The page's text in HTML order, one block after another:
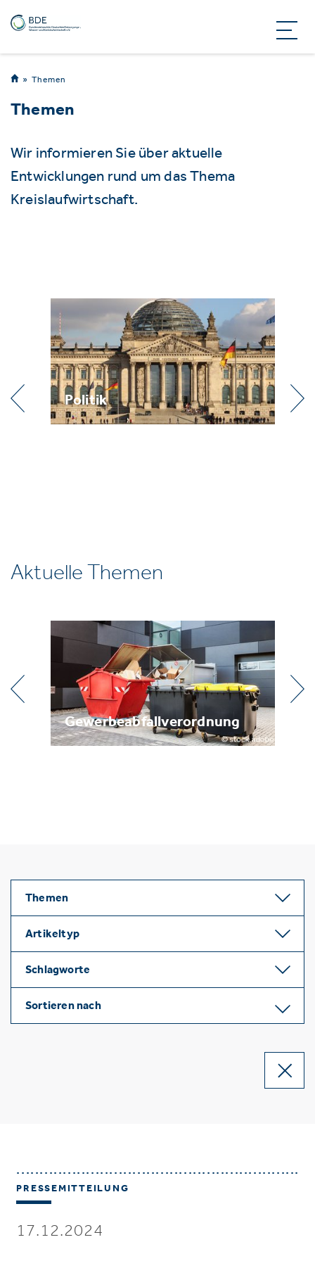
Themen
Themen
Wir informieren Sie über aktuelle
Entwicklungen rund um das Thema
Kreislaufwirtschaft.
Politik
Aktuelle Themen
Gewerbeabfallverordnung
Themen
Artikeltyp
Schlagworte
Sortieren nach
PRESSEMITTEILUNG
17.12.2024